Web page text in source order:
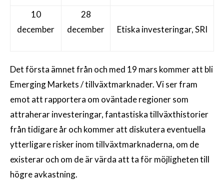
10
december
28
december
Etiska investeringar, SRI
Det första ämnet från och med 19 mars kommer att bli
Emerging Markets / tillväxtmarknader. Vi ser fram
emot att rapportera om oväntade regioner som
attraherar investeringar, fantastiska tillväxthistorier
från tidigare år och kommer att diskutera eventuella
ytterligare risker inom tillväxtmarknaderna, om de
existerar och om de är värda att ta för möjligheten till
högre avkastning.